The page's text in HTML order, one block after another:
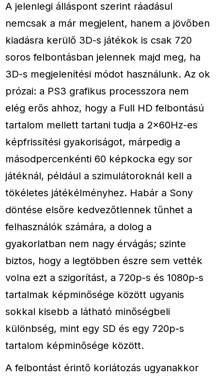
A jelenlegi álláspont szerint ráadásul
nemcsak a már megjelent, hanem a jövőben
kiadásra kerülő 3D-s játékok is csak 720
soros felbontásban jelennek majd meg, ha
3D-s megjelenítési módot használunk. Az ok
prózai: a PS3 grafikus processzora nem
elég erős ahhoz, hogy a Full HD felbontású
tartalom mellett tartani tudja a 2×60Hz-es
képfrissítési gyakoriságot, márpedig a
másodpercenkénti 60 képkocka egy sor
játéknál, például a szimulátoroknál kell a
tökéletes játékélményhez. Habár a Sony
döntése elsőre kedvezőtlennek tűnhet a
felhasználók számára, a dolog a
gyakorlatban nem nagy érvágás; szinte
biztos, hogy a legtöbben észre sem vették
volna ezt a szigorítást, a 720p-s és 1080p-s
tartalmak képminősége között ugyanis
sokkal kisebb a látható minőségbeli
különbség, mint egy SD és egy 720p-s
tartalom képminősége között.
A felbontást érintő korlátozás ugyanakkor